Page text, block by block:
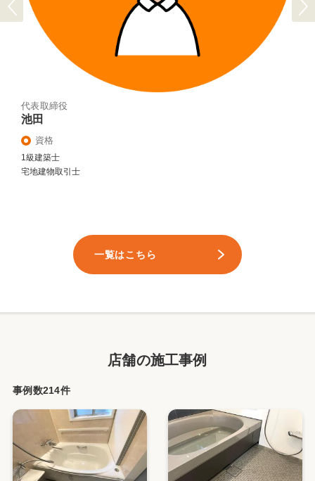
Previous
代表取締役
池田
資格
1級建築士
宅地建物取引士
Next
一覧はこちら
店舗の施工事例
事例数214件